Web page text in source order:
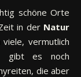
schöne Orte
in der Natur
vermutlich
gibt es noch
die aber